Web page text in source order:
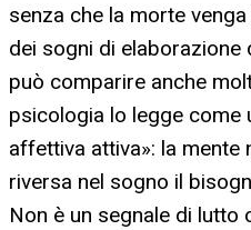
senza che la morte
dei sogni di elaborazione
può comparire anche
psicologia lo legge come
affettiva attiva»: la mente
riversa nel sogno il
Non è un segnale di lutto